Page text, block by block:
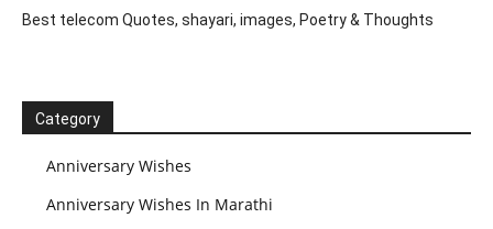
Best telecom Quotes, shayari, images, Poetry & Thoughts
Category
Anniversary Wishes
Anniversary Wishes In Marathi